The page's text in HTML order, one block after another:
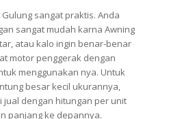
sangat praktis. Anda
sangat mudah karna Awning
atau kalo ingin benar-benar
motor penggerak dengan
menggunakan nya. Untuk
besar kecil ukurannya,
jual dengan hitungan per unit
panjang ke depannya.